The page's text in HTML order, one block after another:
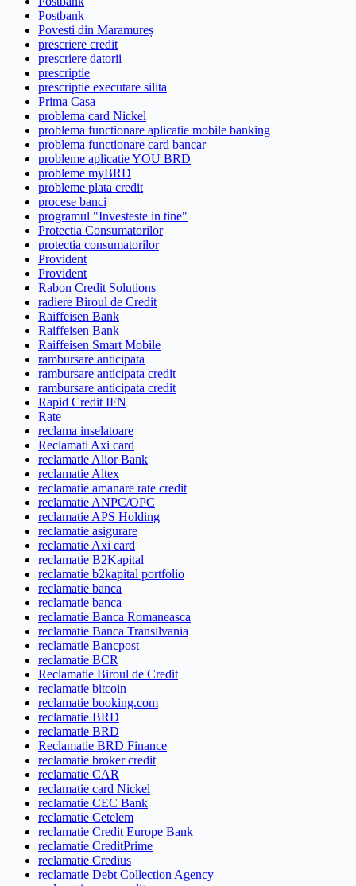
Postbank
Povesti din Maramureș
prescriere credit
prescriere datorii
prescriptie
prescriptie executare silita
Prima Casa
problema card Nickel
problema functionare aplicatie mobile banking
problema functionare card bancar
probleme aplicatie YOU BRD
probleme myBRD
probleme plata credit
procese banci
programul "Investeste in tine"
Protectia Consumatorilor
protectia consumatorilor
Provident
Provident
Rabon Credit Solutions
radiere Biroul de Credit
Raiffeisen Bank
Raiffeisen Bank
Raiffeisen Smart Mobile
rambursare anticipata
rambursare anticipata credit
rambursare anticipata credit
Rapid Credit IFN
Rate
reclama inselatoare
Reclamati Axi card
reclamatie Alior Bank
reclamatie Altex
reclamatie amanare rate credit
reclamatie ANPC/OPC
reclamatie APS Holding
reclamatie asigurare
reclamatie Axi card
reclamatie B2Kapital
reclamatie b2kapital portfolio
reclamatie banca
reclamatie banca
reclamatie Banca Romaneasca
reclamatie Banca Transilvania
reclamatie Bancpost
reclamatie BCR
Reclamatie Biroul de Credit
reclamatie bitcoin
reclamatie booking.com
reclamatie BRD
reclamatie BRD
Reclamatie BRD Finance
reclamatie broker credit
reclamatie CAR
reclamatie card Nickel
reclamatie CEC Bank
reclamatie Cetelem
reclamatie Credit Europe Bank
reclamatie CreditPrime
reclamatie Credius
reclamatie Debt Collection Agency